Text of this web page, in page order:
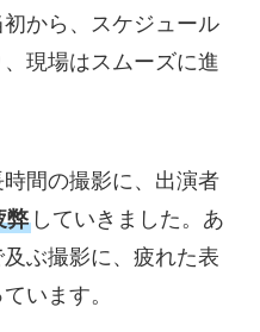
から、スケジュール
現場はスムーズに進
間の撮影に、出演者
弊していきました。あ
ぶ撮影に、疲れた表
います。